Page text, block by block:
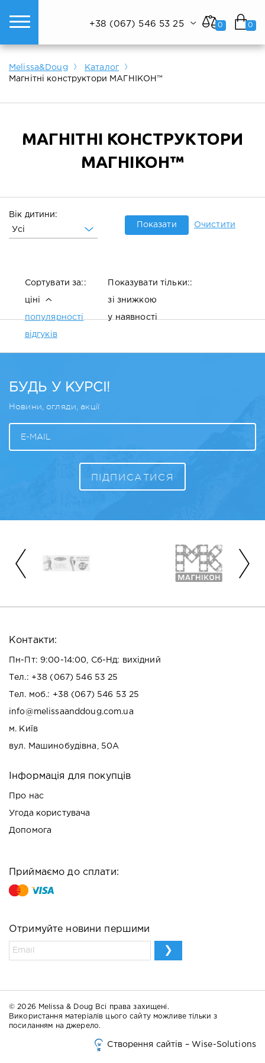
Показати все
Показати все
Показати все
+38 (067) 546 53 25
Melissa&Doug
Каталог
Магнітні конструктори МАГНІКОН™
МАГНІТНІ КОНСТРУКТОРИ
МАГНІКОН™
Показати Очистити
Вік дитини:
Усі
Сортувати за::
ціні
популярності
відгуків
Показувати тільки::
зі знижкою
у наявності
БУДЬ У КУРСІ!
Новини, огляди, акції
0 0
Контакти:
Пн-Пт: 9:00-14:00, Сб-Нд: вихідний
Тел.: +38 (067) 546 53 25
Тел. моб.: +38 (067) 546 53 25
info@melissaanddoug.com.ua
м. Київ
вул. Машинобудівна, 50А
Інформація для покупців
Про нас
Угода користувача
Допомога
Приймаємо до сплати:
Отримуйте новини першими
© 2026 Melissa & Doug Всі права захищені.
Використання матеріалів цього сайту можливе тільки з
посиланням на джерело.
Створення сайтів – Wise-Solutions